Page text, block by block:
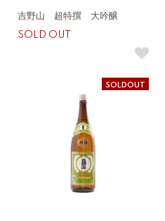
吉野山 超特撰 大吟醸
SOLD OUT
SOLDOUT